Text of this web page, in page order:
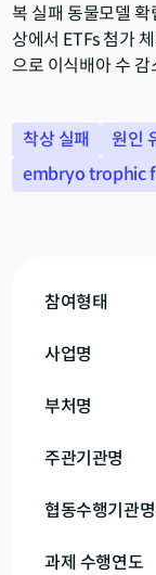
복 실패 동물모델 확
상에서 ETFs 첨가
으로 이식배아 수
착상 실패 원인
embryo trophic
참여형태
사업명
부처명
주관기관명
협동수행기관명
과제 수행연도